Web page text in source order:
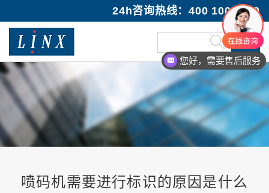
24h咨询热线：400 100 1089
喷码机需要进行标识的原因是什么
您好，咨询小字符油墨喷码机
您好，需要售后服务